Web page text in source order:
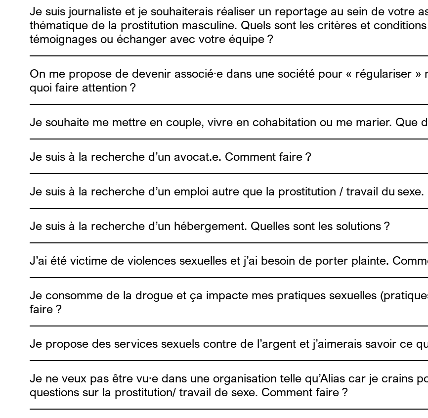
Nous ne prenons plus de stagiaire pour l’année académique 2026-2027.
Je suis journaliste et je souhaiterais réaliser un reportage au sein de votre
thématique de la prostitution masculine. Quels sont les critères et
témoignages ou échanger avec votre équipe ?
contact@alias.brussels
On me propose de devenir associé·e dans une société pour « régulariser
quoi faire attention ?
fairwork.be
Je souhaite me mettre en couple, vivre en cohabitation ou me marier. Que
ADDE
Je suis à la recherche d’un avocat.e. Comment faire ?
Je suis à la recherche d’un emploi autre que la prostitution / travail du sexe.
Je suis à la recherche d’un hébergement. Quelles sont les solutions ?
J’ai été victime de violences sexuelles et j’ai besoin de porter plainte.
lien ici
Je consomme de la drogue et ça impacte mes pratiques sexuelles
faire ?
une étude sur le
Je propose des services sexuels contre de l’argent et j’aimerais savoir ce
UTSOPI
Je ne veux pas être vu·e dans une organisation telle qu’Alias car je crains
questions sur la prostitution/ travail de sexe. Comment faire ?